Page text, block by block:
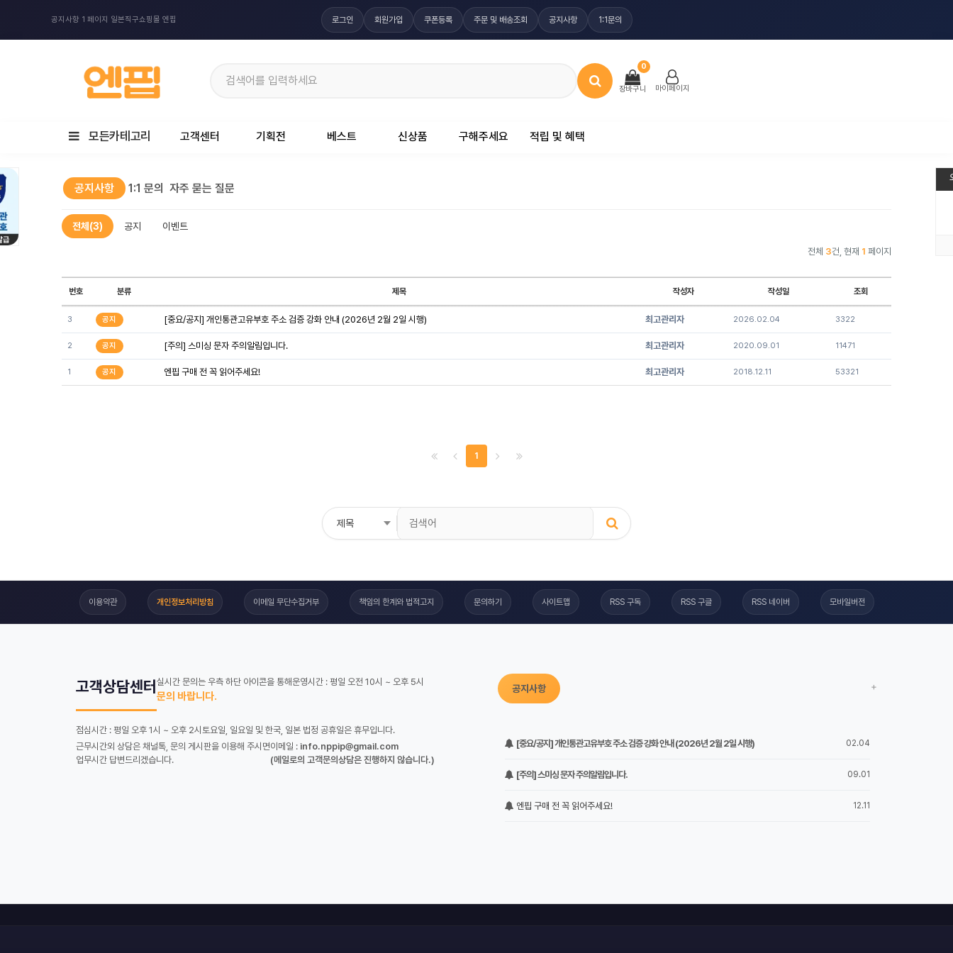
공지사항 1 페이지 일본직구쇼핑몰 엔핍 로그인 회원가입 쿠폰등록 주문 및 배송조회 공지사항 1:1문의
장바구니
0
마이페이지
모든카테고리 고객센터 기획전 베스트 신상품 구해주세요 적립 및 혜택
공지사항 1:1 문의 자주 묻는 질문
전체(3) 공지 이벤트
전체 3건, 현재 1 페이지
번호 분류 제목 작성자 작성일 조회
3 공지 [중요/공지] 개인통관고유부호 주소 검증 강화 안내 (2026년 2월 2일 시행) 최고관리자 2026.02.04 3322
2 공지 [주의] 스미싱 문자 주의알림입니다. 최고관리자 2020.09.01 11471
1 공지 엔핍 구매 전 꼭 읽어주세요! 최고관리자 2018.12.11 53321
1
이용약관 개인정보처리방침 이메일 무단수집거부 책임의 한계와 법적고지 문의하기 사이트맵 RSS 구독 RSS 구글 RSS 네이버 모바일버전
고객상담센터실시간 문의는 우측 하단 아이콘을 통해
문의 바랍니다.
운영시간 : 평일 오전 10시 ~ 오후 5시
점심시간 : 평일 오후 1시 ~ 오후 2시 토요일, 일요일 및 한국, 일본 법정 공휴일은 휴무입니다.
근무시간외 상담은 채널톡, 문의 게시판을 이용해 주시면
업무시간 답변드리겠습니다.
이메일 : info.nppip@gmail.com
(메일로의 고객문의상담은 진행하지 않습니다.)
+
공지사항
02.04
[중요/공지] 개인통관고유부호 주소 검증 강화 안내 (2026년 2월 2일 시행)
09.01
[주의] 스미싱 문자 주의알림입니다.
12.11
엔핍 구매 전 꼭 읽어주세요!